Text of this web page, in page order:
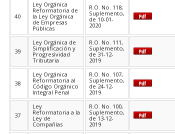
40
Ley Orgánica
Reformatoria de
la Ley Orgánica
de Empresas
Públicas
R.O. No. 118,
Suplemento,
de 10-01-
2020
39
Ley Orgánica de
Simplificación y
Progresividad
Tributaria
R.O. No. 111,
Suplemento,
de 31-12-
2019
38
Ley Orgánica
Reformatoria al
Código Orgánico
Integral Penal
R.O. No. 107,
Suplemento,
de 24-12-
2019
37
Ley
Reformatoria a la
Ley de
Compañías
R.O. No. 100,
Suplemento,
de 13-12-
2019